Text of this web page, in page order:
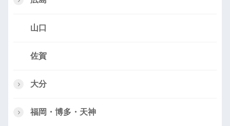
山口
佐賀
大分
福岡・博多・天神